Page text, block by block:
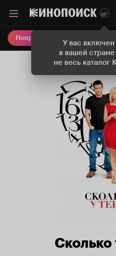
У вас включен
в вашей
не весь каталог
Попробовать Плюс
Сколько